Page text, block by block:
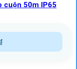
cuộn 50m IP65